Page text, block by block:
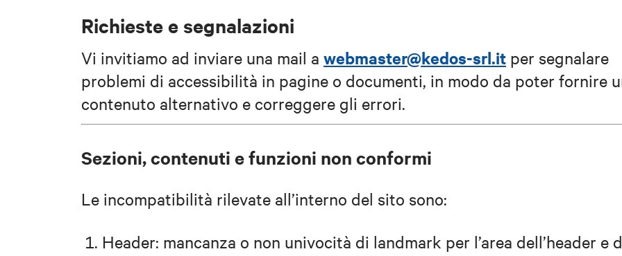
Richieste e segnalazioni
Vi invitiamo ad inviare una mail a webmaster@kedos-srl.it per segnalare
problemi di accessibilità in pagine o documenti, in modo da poter fornire
contenuto alternativo e correggere gli errori.
Sezioni, contenuti e funzioni non conformi
Le incompatibilità rilevate all’interno del sito sono:
Header: mancanza o non univocità di landmark per l’area dell’header e